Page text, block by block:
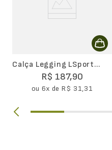
Calça Legging LSport
Seamless Ondas
R$ 187,90
ou 6x de R$ 31,31